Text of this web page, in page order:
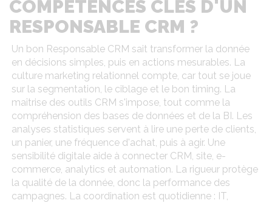
COMPÉTENCES CLÉS D'UN
RESPONSABLE CRM ?
Un bon Responsable CRM sait transformer la donnée
en décisions simples, puis en actions mesurables. La
culture marketing relationnel compte, car tout se joue
sur la segmentation, le ciblage et le bon timing. La
maîtrise des outils CRM s'impose, tout comme la
compréhension des bases de données et de la BI. Les
analyses statistiques servent à lire une perte de clients,
un panier, une fréquence d'achat, puis à agir. Une
sensibilité digitale aide à connecter CRM, site, e-
commerce, analytics et automation. La rigueur protège
la qualité de la donnée, donc la performance des
campagnes. La coordination est quotidienne : IT,